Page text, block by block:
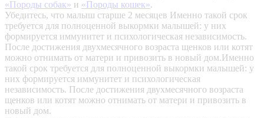
«Породы собак» и «Породы кошек».
Убедитесь, что малыш старше 2 месяцев Именно такой срок
требуется для полноценной выкормки малышей: у них
формируется иммунитет и психологическая независимость.
После достижения двухмесячного возраста щенков или котят
можно отнимать от матери и привозить в новый дом.Именно
такой срок требуется для полноценной выкормки малышей: у
них формируется иммунитет и психологическая
независимость. После достижения двухмесячного возраста
щенков или котят можно отнимать от матери и привозить в
новый дом.